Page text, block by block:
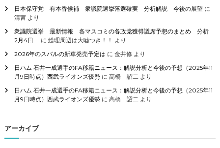
日本保守党 有本香候補 衆議院選挙落選確実 分析解説 今後の展望 に
清宮より
衆議院選挙 最新情報 各マスコミの各政党獲得議席予想のまとめ 分析
2月4日
に 総理周辺は大嘘つき！！ より
2026年のスバルの新車発売予定は に 金井修より
日ハム 石井一成選手のFA移籍ニュース：解説分析と今後の予想（2025年11
月9日時点）西武ライオンズ優勢に 高橋 詔二より
日ハム 石井一成選手のFA移籍ニュース：解説分析と今後の予想（2025年11
月9日時点）西武ライオンズ優勢に 高橋 詔二より
アーカイブ